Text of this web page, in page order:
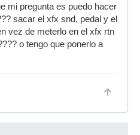
mi pregunta es puedo hacer
sacar el xfx snd, pedal y el
vez de meterlo en el xfx rtn
o tengo que ponerlo a